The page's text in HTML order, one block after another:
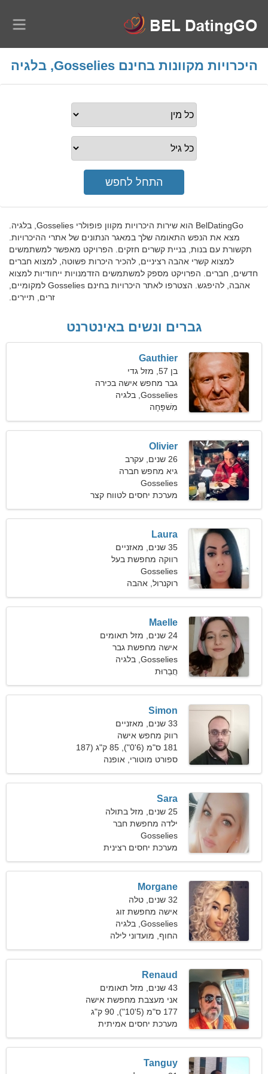
היכרויות מקוונות בחינם Gosselies, בלגיה
BelDatingGo הוא שירות היכרויות מקוון פופולרי Gosselies, בלגיה.
מצא את הנפש התאומה שלך במאגר הנתונים של אתרי ההיכרויות.
תקשורת עם בנות, בניית קשרים חזקים. הפרויקט מאפשר למשתמשים
למצוא קשרי אהבה רציניים, להכיר היכרות פשוטה, למצוא חברים
חדשים, חברים. הפרויקט מספק למשתמשים הזדמנויות ייחודיות למצוא
אהבה, להיפגש. הצטרפו לאתר היכרויות בחינם Gosselies למקומיים,
זרים, תיירים.
גברים ונשים באינטרנט
Gauthier
בן 57, מזל גדי
גבר מחפש אישה בכירה
Gosselies, בלגיה
מִשׁפָּחָה
Olivier
26 שנים, עקרב
גיא מחפש חברה
Gosselies
מערכת יחסים לטווח קצר
Laura
35 שנים, מאזניים
רווקה מחפשת בעל
Gosselies
רוקנרול, אהבה
Maelle
24 שנים, מזל תאומים
אישה מחפשת גבר
Gosselies, בלגיה
חֲבֵרוּת
Simon
33 שנים, מאזניים
רווק מחפש אישה
181 ס"מ (6'0"), 85 ק"ג (187
פאונד)
ספורט מוטורי, אופנה
Sara
25 שנים, מזל בתולה
ילדה מחפשת חבר
Gosselies
מערכת יחסים רצינית
Morgane
32 שנים, טלה
אישה מחפשת זוג
Gosselies, בלגיה
החוף, מועדוני לילה
Renaud
43 שנים, מזל תאומים
אני מעצבת מחפשת אישה
מיומנת
177 ס"מ (5'10"), 90 ק"ג
(198 פאונד)
מערכת יחסים אמיתית
Tanguy